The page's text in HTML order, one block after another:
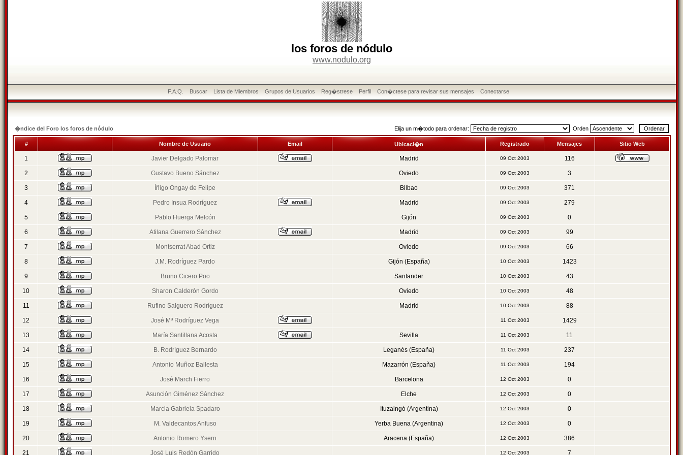
los foros de nódulo
www.nodulo.org
F.A.Q. Buscar Lista de Miembros Grupos de Usuarios Reg�strese Perfil Con�ctese para revisar sus mensajes Conectarse
�ndice del Foro los foros de nódulo Elija un m�todo para ordenar: Orden
# Nombre de Usuario Email Ubicaci�n Registrado Mensajes Sitio Web
1 Javier Delgado Palomar Madrid 09 Oct 2003 116
2 Gustavo Bueno Sánchez Oviedo 09 Oct 2003 3
3 Íñigo Ongay de Felipe Bilbao 09 Oct 2003 371
4 Pedro Insua Rodríguez Madrid 09 Oct 2003 279
5 Pablo Huerga Melcón Gijón 09 Oct 2003 0
6 Atilana Guerrero Sánchez Madrid 09 Oct 2003 99
7 Montserrat Abad Ortiz Oviedo 09 Oct 2003 66
8 J.M. Rodríguez Pardo Gijón (España) 10 Oct 2003 1423
9 Bruno Cicero Poo Santander 10 Oct 2003 43
10 Sharon Calderón Gordo Oviedo 10 Oct 2003 48
11 Rufino Salguero Rodríguez Madrid 10 Oct 2003 88
12 José Mª Rodríguez Vega 11 Oct 2003 1429
13 María Santillana Acosta Sevilla 11 Oct 2003 11
14 B. Rodríguez Bernardo Leganés (España) 11 Oct 2003 237
15 Antonio Muñoz Ballesta Mazarrón (España) 11 Oct 2003 194
16 José March Fierro Barcelona 12 Oct 2003 0
17 Asunción Giménez Sánchez Elche 12 Oct 2003 0
18 Marcia Gabriela Spadaro Ituzaingó (Argentina) 12 Oct 2003 0
19 M. Valdecantos Anfuso Yerba Buena (Argentina) 12 Oct 2003 0
20 Antonio Romero Ysern Aracena (España) 12 Oct 2003 386
21 José Luis Redón Garrido 12 Oct 2003 7